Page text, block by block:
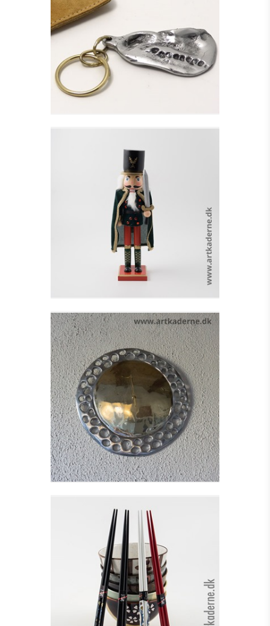
NØGLERING - GRIP,
Se detajler
SOLDAT M.GRØN
KAPPE OG SVÆRD
Se detajler
VÆGUR - RADIUM
WALL
Se detajler
SÆT MED SPISEPINDE I
TRÆ
Se detajler